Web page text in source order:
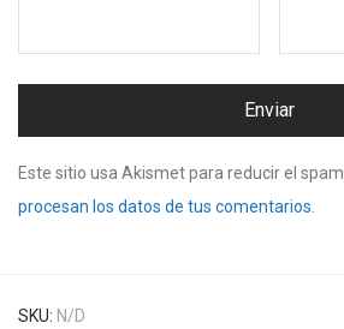
Este sitio usa Akismet para reducir el spam.
procesan los datos de tus comentarios.
SKU: N/D